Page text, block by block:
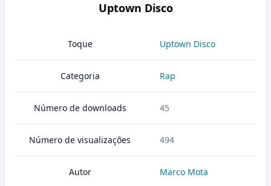
Uptown Disco
Toque Uptown Disco
Categoria Rap
Número de downloads 45
Número de visualizações 494
Autor Marco Mota